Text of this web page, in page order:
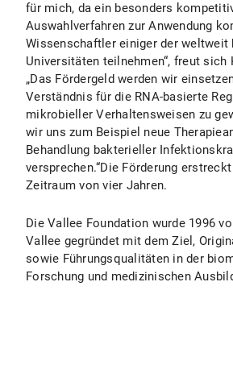
für mich, da ein besonders
Auswahlverfahren zur Anwendung
Wissenschaftler einiger der weltweit
Universitäten teilnehmen“, freut sich
„Das Fördergeld werden wir
Verständnis für die RNA-basierte
mikrobieller Verhaltensweisen zu
wir uns zum Beispiel neue
Behandlung bakterieller
versprechen.“Die Förderung
Zeitraum von vier Jahren.
Die Vallee Foundation wurde 1996
Vallee gegründet mit dem Ziel,
sowie Führungsqualitäten in der
Forschung und medizinischen